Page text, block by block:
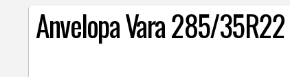
Anvelopa Vara 285/